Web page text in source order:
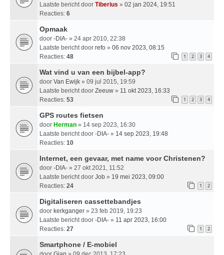
Laatste bericht door Tiberius » 02 jan 2024, 19:51
Reacties: 6
Opmaak
door -DIA- » 24 apr 2010, 22:38
Laatste bericht door refo » 06 nov 2023, 08:15
Reacties: 48 1 2 3 4
Wat vind u van een bijbel-app?
door Van Ewijk » 09 jul 2015, 19:59
Laatste bericht door Zeeuw » 11 okt 2023, 16:33
Reacties: 53 1 2 3 4
GPS routes fietsen
door Herman » 14 sep 2023, 16:30
Laatste bericht door -DIA- » 14 sep 2023, 19:48
Reacties: 10
Internet, een gevaar, met name voor Christenen?
door -DIA- » 27 okt 2021, 11:52
Laatste bericht door Job » 19 mei 2023, 09:00
Reacties: 24 1 2
Digitaliseren cassettebandjes
door kerkganger » 23 feb 2019, 19:23
Laatste bericht door -DIA- » 11 apr 2023, 16:00
Reacties: 27 1 2
Smartphone / E-mobiel